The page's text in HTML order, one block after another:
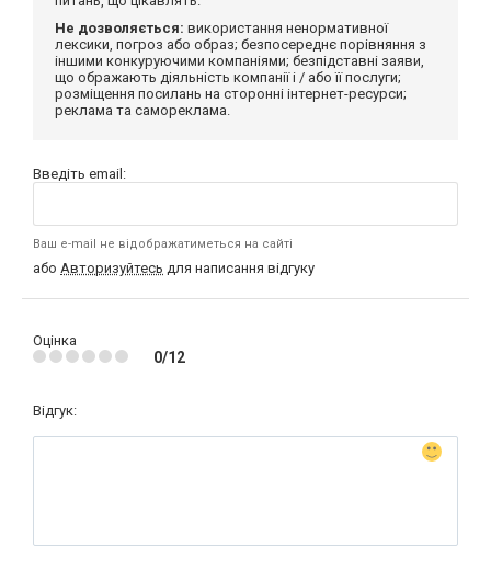
Не дозволяється: використання ненормативної
лексики, погроз або образ; безпосереднє порівняння з
іншими конкуруючими компаніями; безпідставні заяви,
що ображають діяльність компанії і / або її послуги;
розміщення посилань на сторонні інтернет-ресурси;
реклама та самореклама.
Введіть email:
Ваш e-mail не відображатиметься на сайті
або Авторизуйтесь для написання відгуку
Оцінка
0/12
Відгук: